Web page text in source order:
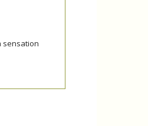
sensation